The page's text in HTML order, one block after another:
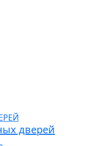
дверей